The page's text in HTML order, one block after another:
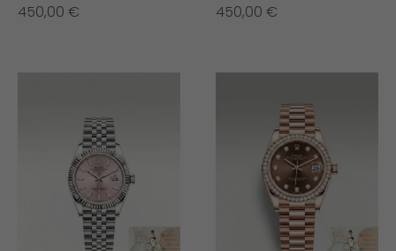
450,00 € 450,00 €